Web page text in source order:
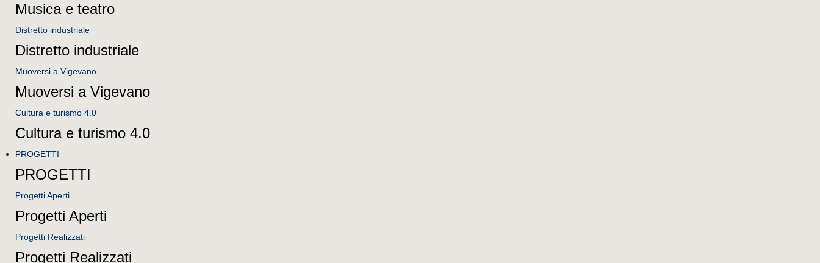
Musica e teatro
Distretto industriale
Distretto industriale
Muoversi a Vigevano
Muoversi a Vigevano
Cultura e turismo 4.0
Cultura e turismo 4.0
PROGETTI
PROGETTI
Progetti Aperti
Progetti Aperti
Progetti Realizzati
Progetti Realizzati